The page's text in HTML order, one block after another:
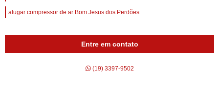
alugar compressor de ar Bom Jesus dos Perdões
Entre em contato
(19) 3397-9502